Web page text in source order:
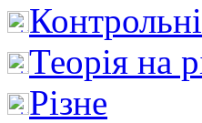
Теорія на
Різне